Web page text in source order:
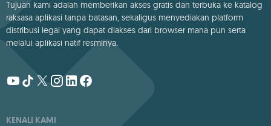
Tujuan kami adalah memberikan akses gratis dan terbuka ke katalog
raksasa aplikasi tanpa batasan, sekaligus menyediakan platform
distribusi legal yang dapat diakses dari browser mana pun serta
melalui aplikasi natif resminya.
KENALI KAMI